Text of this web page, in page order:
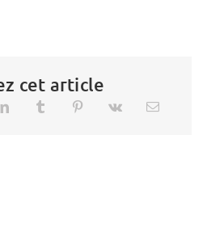
cet article